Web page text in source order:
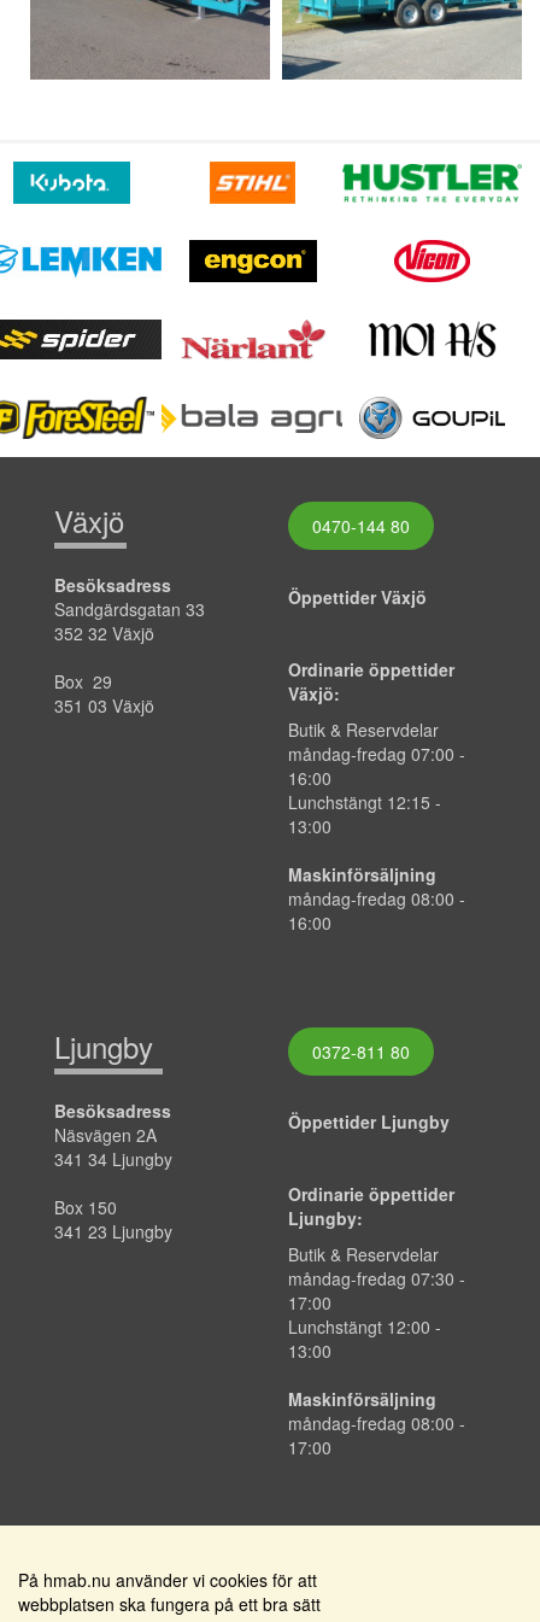
Växjö
Besöksadress
Sandgärdsgatan 33
352 32 Växjö
Box 29
351 03 Växjö
0470-144 80
Öppettider Växjö
Ordinarie öppettider
Växjö:
Butik & Reservdelar
måndag-fredag 07:00 -
16:00
Lunchstängt 12:15 -
13:00
Maskinförsäljning
måndag-fredag 08:00 -
16:00
Ljungby
Besöksadress
Näsvägen 2A
341 34 Ljungby
Box 150
341 23 Ljungby
0372-811 80
Öppettider Ljungby
Ordinarie öppettider
Ljungby:
Butik & Reservdelar
måndag-fredag 07:30 -
17:00
Lunchstängt 12:00 -
13:00
Maskinförsäljning
måndag-fredag 08:00 -
17:00
Få nyhetsbrev med erbjudanden och nyheter
På hmab.nu använder vi cookies för att
webbplatsen ska fungera på ett bra sätt